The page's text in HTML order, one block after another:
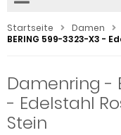
Startseite Damen
BERING 599-3323-X3 -
Damenring -
- Edelstahl
Stein